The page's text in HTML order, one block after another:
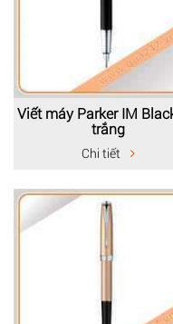
Viết máy Parker IM
trắng
Chi tiết